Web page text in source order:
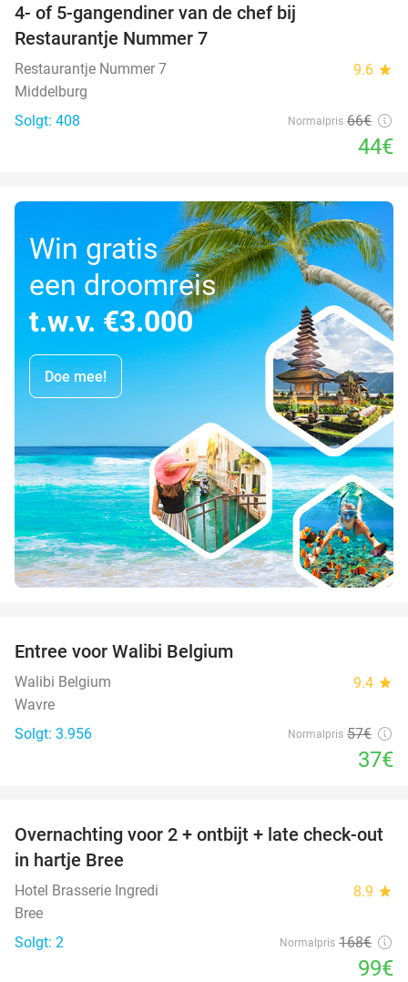
4- of 5-gangendiner van de chef bij
Restaurantje Nummer 7
Restaurantje Nummer 7 9.6 star
Middelburg
Solgt: 408
Normalpris 66€
44€
Win gratis
een droomreis
t.w.v. €3.000
Doe mee!
Entree voor Walibi Belgium
Walibi Belgium 9.4 star
Wavre
Solgt: 3.956
Normalpris 57€
37€
41%
DAG
Overnachting voor 2 + ontbijt + late check-out
in hartje Bree
Hotel Brasserie Ingredi 8.9 star
Bree
Solgt: 2
Normalpris 168€
99€